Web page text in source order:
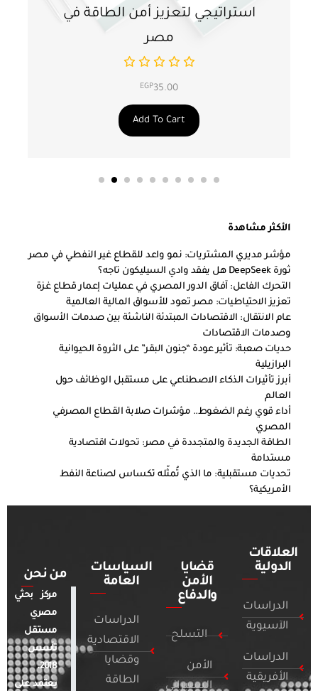
استراتيجي لتعزيز أمن الطاقة في
مصر
EGP35.00
Add To Cart
الأكثر مشاهدة
مؤشر مديري المشتريات: نمو واعد للقطاع غير النفطي في مصر
ثورة DeepSeek هل يفقد وادي السيليكون تاجه؟
التحرك الفاعل: آفاق الدور المصري في عمليات إعمار قطاع غزة
تعزيز الاحتياطيات: مصر تعود للأسواق المالية العالمية
عام الانتقال: الاقتصادات المبتدئة الناشئة بين صدمات الأسواق
وصدمات الاقتصادات
حديات صعبة: تأثير عودة “جنون البقر” على الثروة الحيوانية
البرازيلية
أبرز تأثيرات الذكاء الاصطناعي على مستقبل الوظائف حول
العالم
أداء قوي رغم الضغوط.. مؤشرات صلابة القطاع المصرفي
المصري
الطاقة الجديدة والمتجددة في مصر: تحولات اقتصادية
مستدامة
تحديات مستقبلية: ما الذي تُمثّله تكساس لصناعة النفط
الأمريكية؟
العلاقات
الدولية
الدراسات
الآسيوية
الدراسات
الأفريقية
قضايا
الأمن
والدفاع
التسلح
الأمن
السيبراني
السياسات
العامة
الدراسات
الاقتصادية
وقضايا
الطاقة
من نحن
مركز بحثي
مصري
مستقل
تأسس
2018.
يعتمد على